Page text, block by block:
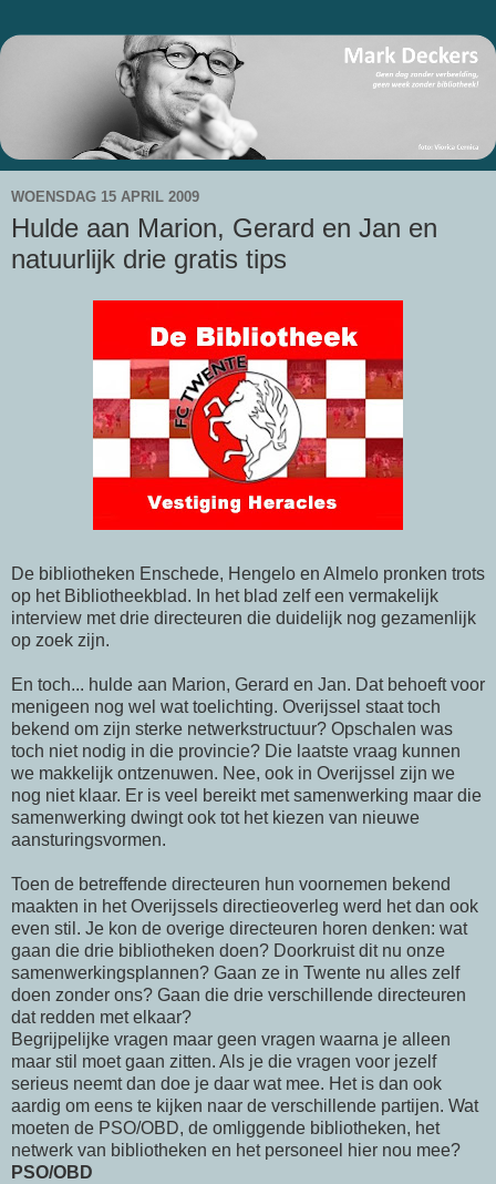
WOENSDAG 15 APRIL 2009
Hulde aan Marion, Gerard en Jan en
natuurlijk drie gratis tips
De bibliotheken Enschede, Hengelo en Almelo pronken trots
op het Bibliotheekblad. In het blad zelf een vermakelijk
interview met drie directeuren die duidelijk nog gezamenlijk
op zoek zijn.
En toch... hulde aan Marion, Gerard en Jan. Dat behoeft voor
menigeen nog wel wat toelichting. Overijssel staat toch
bekend om zijn sterke netwerkstructuur? Opschalen was
toch niet nodig in die provincie? Die laatste vraag kunnen
we makkelijk ontzenuwen. Nee, ook in Overijssel zijn we
nog niet klaar. Er is veel bereikt met samenwerking maar die
samenwerking dwingt ook tot het kiezen van nieuwe
aansturingsvormen.
Toen de betreffende directeuren hun voornemen bekend
maakten in hetOverijssels directieoverleg werd het dan ook
even stil. Je kon de overige directeuren horen denken: wat
gaan die drie bibliotheken doen? Doorkruist dit nu onze
samenwerkingsplannen? Gaan ze in Twente nu alles zelf
doen zonder ons? Gaan die drie verschillende directeuren
dat redden met elkaar?
Begrijpelijke vragen maar geen vragen waarna je alleen
maar stil moet gaan zitten. Als je die vragen voor jezelf
serieus neemt dan doe je daar wat mee. Het is dan ook
aardig om eens te kijken naar de verschillende partijen. Wat
moeten de PSO/OBD, de omliggende bibliotheken, het
netwerk van bibliotheken en het personeel hier nou mee?
PSO/OBD